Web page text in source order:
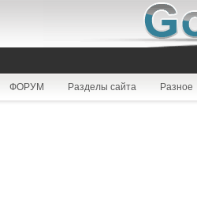
ФОРУМ Разделы сайта Разное